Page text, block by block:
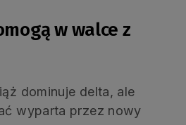
w walce z
dominuje delta, ale
wyparta przez nowy